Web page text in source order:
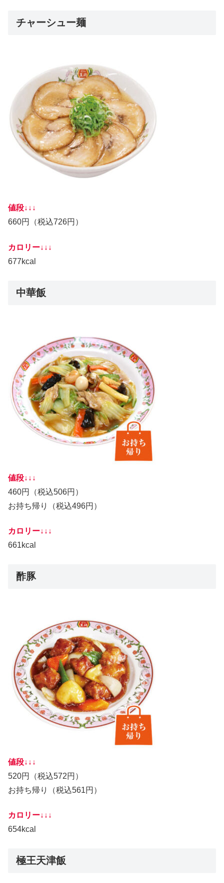
チャーシュー麺
値段↓↓↓
660円（税込726円）
カロリー↓↓↓
677kcal
中華飯
値段↓↓↓
460円（税込506円）
お持ち帰り（税込496円）
カロリー↓↓↓
661kcal
酢豚
値段↓↓↓
520円（税込572円）
お持ち帰り（税込561円）
カロリー↓↓↓
654kcal
極王天津飯